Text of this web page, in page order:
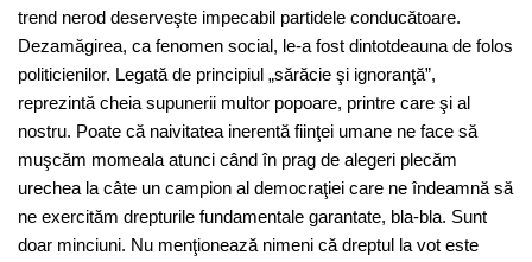
trend nerod deserveşte impecabil partidele conducătoare.
Dezamăgirea, ca fenomen social, le-a fost dintotdeauna de folos
politicienilor. Legată de principiul „sărăcie şi ignoranţă”,
reprezintă cheia supunerii multor popoare, printre care şi al
nostru. Poate că naivitatea inerentă fiinţei umane ne face să
muşcăm momeala atunci când în prag de alegeri plecăm
urechea la câte un campion al democraţiei care ne îndeamnă să
ne exercităm drepturile fundamentale garantate, bla-bla. Sunt
doar minciuni. Nu menţionează nimeni că dreptul la vot este